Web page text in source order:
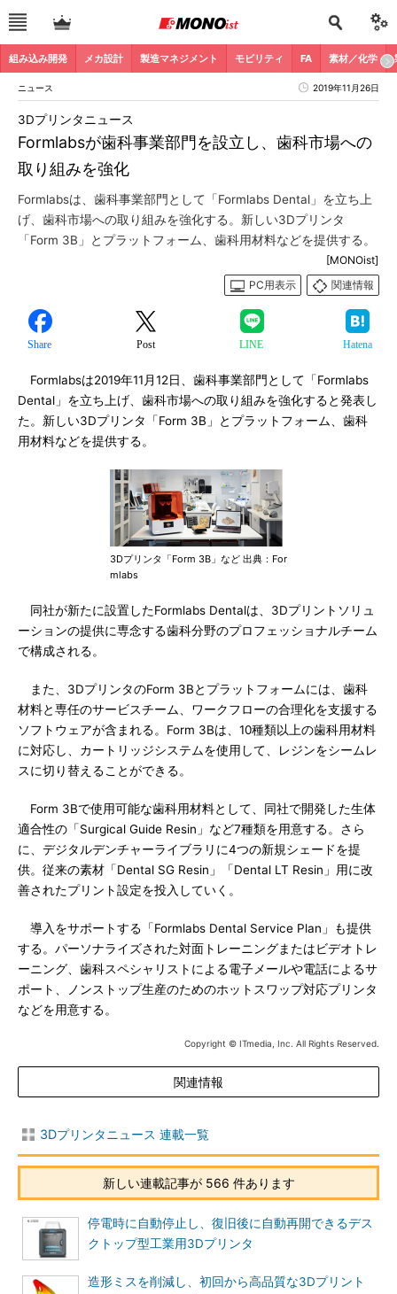
組み込み開発 メカ設計 製造マネジメント モビリティ FA 素材／化学
ニュース 2019年11月26日
Formlabsが歯科事業部門を設立し、歯科市場への
取り組みを強化
3Dプリンタニュース
Formlabsは、歯科事業部門として「Formlabs Dental」を立ち上
げ、歯科市場への取り組みを強化する。新しい3Dプリンタ
「Form 3B」とプラットフォーム、歯科用材料などを提供する。
[MONOist]
PC用表示
関連情報
Share Post LINE Hatena
Formlabsは2019年11月12日、歯科事業部門として「Formlabs
Dental」を立ち上げ、歯科市場への取り組みを強化すると発表し
た。新しい3Dプリンタ「Form 3B」とプラットフォーム、歯科
用材料などを提供する。
3Dプリンタ「Form 3B」など 出典：For
mlabs
同社が新たに設置したFormlabs Dentalは、3Dプリントソリュ
ーションの提供に専念する歯科分野のプロフェッショナルチーム
で構成される。
また、3DプリンタのForm 3Bとプラットフォームには、歯科
材料と専任のサービスチーム、ワークフローの合理化を支援する
ソフトウェアが含まれる。Form 3Bは、10種類以上の歯科用材料
に対応し、カートリッジシステムを使用して、レジンをシームレ
スに切り替えることができる。
Form 3Bで使用可能な歯科用材料として、同社で開発した生体
適合性の「Surgical Guide Resin」など7種類を用意する。さら
に、デジタルデンチャーライブラリに4つの新規シェードを提
供。従来の素材「Dental SG Resin」「Dental LT Resin」用に改
善されたプリント設定を投入していく。
導入をサポートする「Formlabs Dental Service Plan」も提供
する。パーソナライズされた対面トレーニングまたはビデオトレ
ーニング、歯科スペシャリストによる電子メールや電話によるサ
ポート、ノンストップ生産のためのホットスワップ対応プリンタ
などを用意する。
Copyright © ITmedia, Inc. All Rights Reserved.
関連情報
3Dプリンタニュース 連載一覧
新しい連載記事が 566 件あります
停電時に自動停止し、復旧後に自動再開できるデス
クトップ型工業用3Dプリンタ
造形ミスを削減し、初回から高品質な3Dプリント